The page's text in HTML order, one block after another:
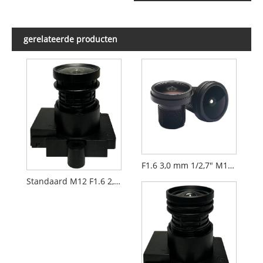
gerelateerde producten
Standaard M12 F1.6 2,8 mm 1/2,7" FPV-lens
F1.6 3,0 mm 1/2,7" M12 FPV Drone-cameralens PL092IRS1